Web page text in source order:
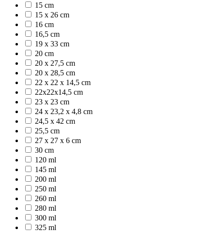
15 cm
15 x 26 cm
16 cm
16,5 cm
19 x 33 cm
20 cm
20 x 27,5 cm
20 x 28,5 cm
22 x 22 x 14,5 cm
22x22x14,5 cm
23 x 23 cm
24 x 23,2 x 4,8 cm
24,5 x 42 cm
25,5 cm
27 x 27 x 6 cm
30 cm
120 ml
145 ml
200 ml
250 ml
260 ml
280 ml
300 ml
325 ml